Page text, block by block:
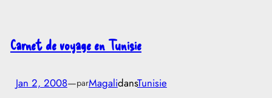
Carnet de voyage en Tunisie
Jan 2, 2008—parMagalidansTunisie